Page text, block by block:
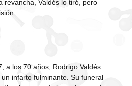
revancha, Valdés lo tiró, pero
a los 70 años, Rodrigo Valdés
infarto fulminante. Su funeral